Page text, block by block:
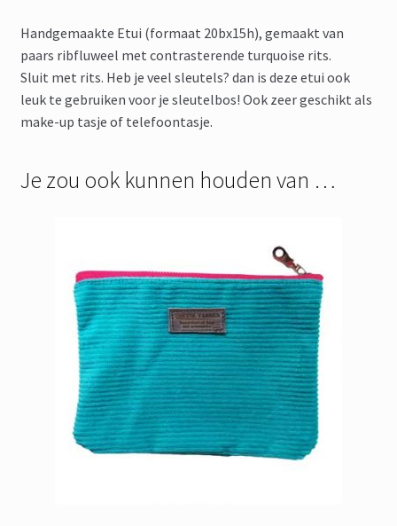
Handgemaakte Etui (formaat 20bx15h), gemaakt van
paars ribfluweel met contrasterende turquoise rits.
Sluit met rits. Heb je veel sleutels? dan is deze etui ook
leuk te gebruiken voor je sleutelbos! Ook zeer geschikt als
make-up tasje of telefoontasje.
Je zou ook kunnen houden van …